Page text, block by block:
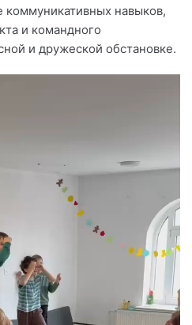
коммуникативных навыков,
и командного
и дружеской обстановке.